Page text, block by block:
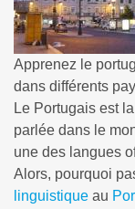
Apprenez le
dans différents
Le Portugais est
parlée dans le
une des langues
Alors, pourquoi
linguistique au